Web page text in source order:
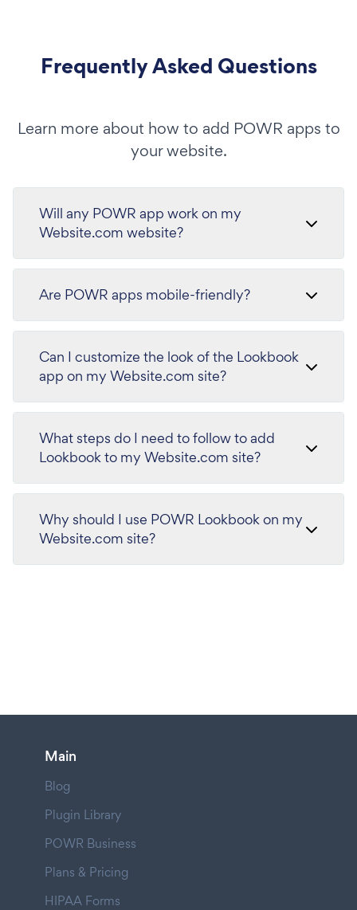
Frequently Asked Questions
Learn more about how to add POWR apps to
your website.
Will any POWR app work on my
Website.com website?
Are POWR apps mobile-friendly?
Can I customize the look of the Lookbook
app on my Website.com site?
What steps do I need to follow to add
Lookbook to my Website.com site?
Why should I use POWR Lookbook on my
Website.com site?
Main
Blog
Plugin Library
POWR Business
Plans & Pricing
HIPAA Forms